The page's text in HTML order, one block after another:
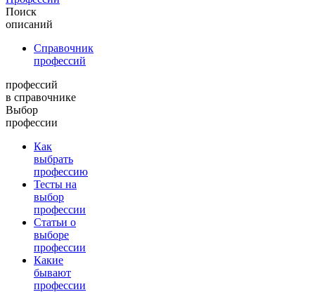
Поиск
описаний
Справочник
профессий
профессий
в справочнике
Выбор
профессии
Как
выбрать
профессию
Тесты на
выбор
профессии
Статьи о
выборе
профессии
Какие
бывают
профессии